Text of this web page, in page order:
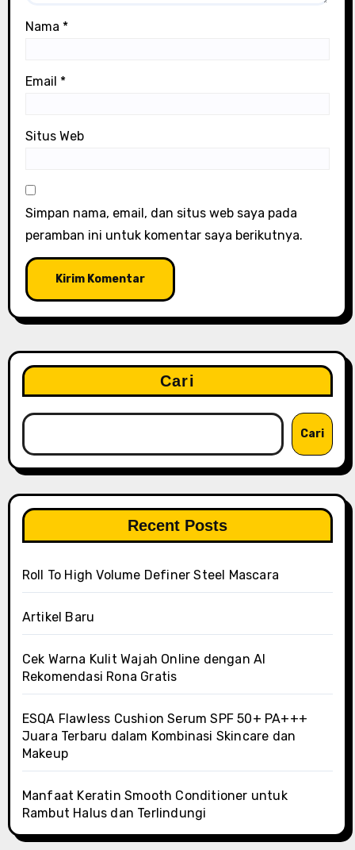
Nama *
Email *
Situs Web
Simpan nama, email, dan situs web saya pada
peramban ini untuk komentar saya berikutnya.
Cari
Cari
Recent Posts
Roll To High Volume Definer Steel Mascara
Artikel Baru
Cek Warna Kulit Wajah Online dengan AI
Rekomendasi Rona Gratis
ESQA Flawless Cushion Serum SPF 50+ PA+++
Juara Terbaru dalam Kombinasi Skincare dan
Makeup
Manfaat Keratin Smooth Conditioner untuk
Rambut Halus dan Terlindungi